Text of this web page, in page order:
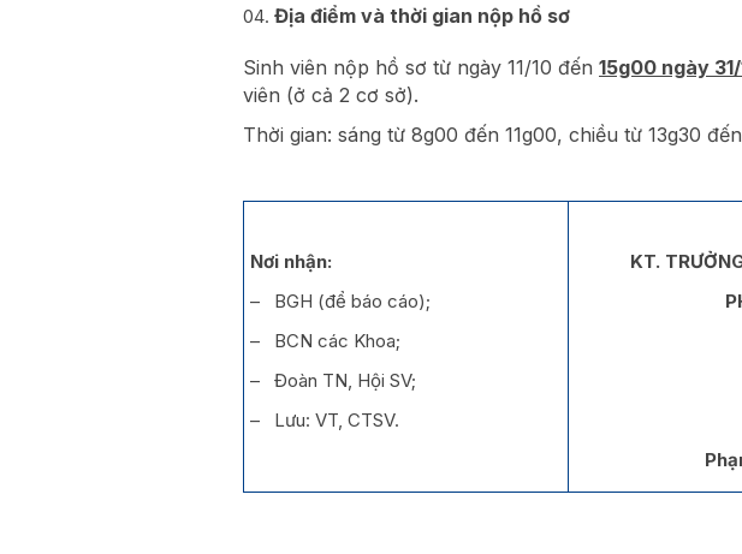
Địa điểm và thời gian nộp hồ sơ
Sinh viên nộp hồ sơ từ ngày 11/10 đến 15g00 ngày
viên (ở cả 2 cơ sở).
Thời gian: sáng từ 8g00 đến 11g00, chiều từ 13g30
Nơi nhận:
– BGH (để báo cáo);
– BCN các Khoa;
– Đoàn TN, Hội SV;
– Lưu: VT, CTSV.
KT.